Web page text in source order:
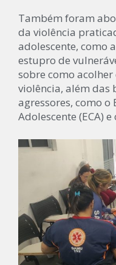
Também foram
da violência
adolescente, como
estupro de
sobre como
violência, além das
agressores, como o
Adolescente (ECA)